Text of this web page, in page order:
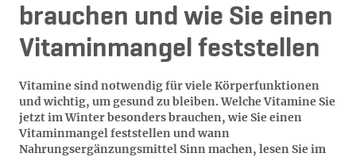
brauchen und wie Sie einen
Vitaminmangel feststellen
Vitamine sind notwendig für viele Körperfunktionen
und wichtig, um gesund zu bleiben. Welche Vitamine Sie
jetzt im Winter besonders brauchen, wie Sie einen
Vitaminmangel feststellen und wann
Nahrungsergänzungsmittel Sinn machen, lesen Sie im